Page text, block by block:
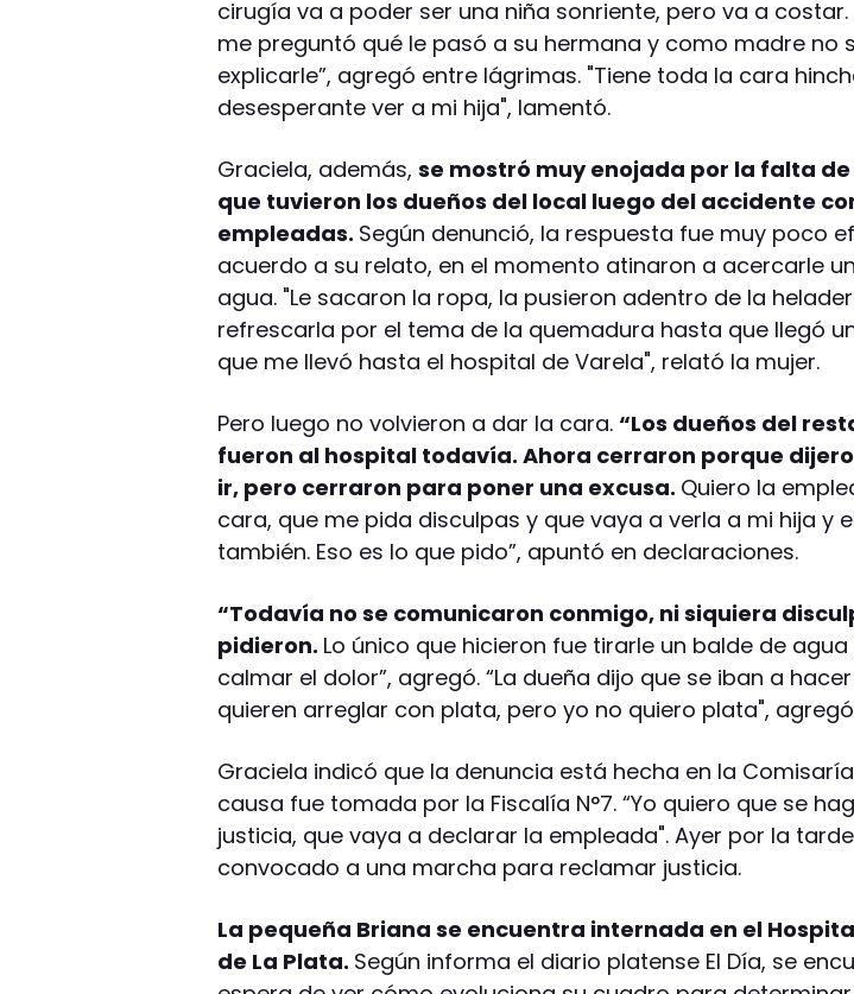
cirugía va a poder ser una niña sonriente, pero va a costar.
me preguntó qué le pasó a su hermana y como madre no
explicarle”, agregó entre lágrimas. "Tiene toda la cara
desesperante ver a mi hija", lamentó.
Graciela, además,se mostró muy enojada por la falta
que tuvieron los dueños del local luego del accidente
empleadas. Según denunció, la respuesta fue muy poco
acuerdo a su relato, en el momento atinaron a acercarle
agua. "Le sacaron la ropa, la pusieron adentro de la
refrescarla por el tema de la quemadura hasta que llegó
que me llevó hasta el hospital de Varela", relató la mujer.
Pero luego no volvieron a dar la cara.“Los dueños del
fueron al hospital todavía. Ahora cerraron porque
ir, pero cerraron para poner una excusa. Quiero la
cara, que me pida disculpas y que vaya a verla a mi hija y
también. Eso es lo que pido”, apuntó en declaraciones.
“Todavía no se comunicaron conmigo, ni siquiera
pidieron. Lo único que hicieron fue tirarle un balde de
calmar el dolor”, agregó. “La dueña dijo que se iban a
quieren arreglar con plata, pero yo no quiero plata",
Graciela indicó que la denuncia está hecha en la Comisaría
causa fue tomada por la Fiscalía N°7. “Yo quiero que se
justicia, que vaya a declarar la empleada". Ayer por la
convocado a una marcha para reclamar justicia.
La pequeña Briana se encuentra internada en el
de La Plata. Según informa el diario platense El Día, se